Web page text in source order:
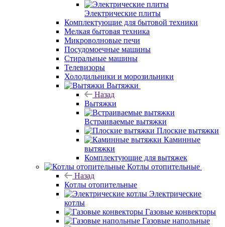
Электрические плиты
Комплектующие для бытовой техники
Мелкая бытовая техника
Микроволновые печи
Посудомоечные машины
Стиральные машины
Телевизоры
Холодильники и морозильники
Вытяжки
Назад
Вытяжки
Встраиваемые вытяжки
Плоские вытяжки
Каминные
вытяжки
Комплектующие для вытяжек
Котлы отопительные
Назад
Котлы отопительные
Электрические
котлы
Газовые конвекторы
Газовые напольные